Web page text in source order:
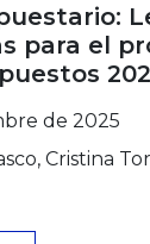
para el
de 2025
Cristina